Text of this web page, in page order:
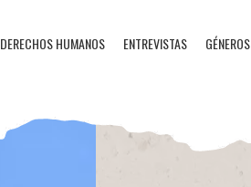
DERECHOS HUMANOS ENTREVISTAS GÉNEROS